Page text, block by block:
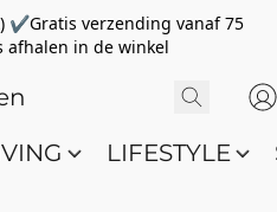
✔Gratis verzending vanaf 75
in de winkel
LIFESTYLE